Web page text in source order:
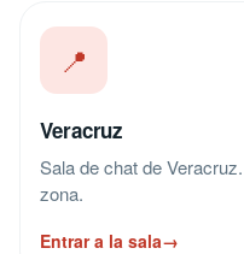
📍
Veracruz
Sala de chat de
zona.
Entrar a la sala→